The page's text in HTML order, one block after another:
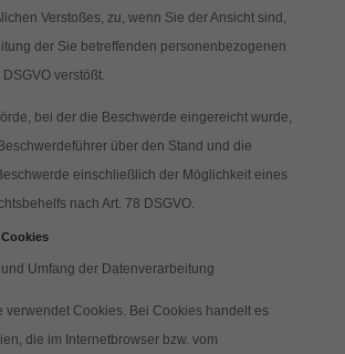
Verstoßes, zu, wenn Sie der Ansicht sind,
der Sie betreffenden personenbezogenen
verstößt.
bei der die Beschwerde eingereicht wurde,
über den Stand und die
einschließlich der Möglichkeit eines
nach Art. 78 DSGVO.
Umfang der Datenverarbeitung
verwendet Cookies. Bei Cookies handelt es
die im Internetbrowser bzw. vom